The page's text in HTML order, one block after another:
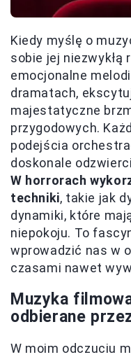
Kiedy myślę o
sobie jej niezwykłą
emocjonalne
dramatach,
majestatyczne
przygodowych.
podejścia
doskonale
W horrorach
techniki, takie jak
dynamiki, które
niepokoju. To
wprowadzić nas w
czasami nawet
Muzyka
odbierane
W moim odczuciu